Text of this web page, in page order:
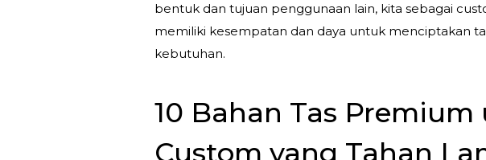
bentuk dan tujuan penggunaan lain, kita sebagai
memiliki kesempatan dan daya untuk menciptakan
kebutuhan.
10 Bahan Tas
Custom yang Tahan